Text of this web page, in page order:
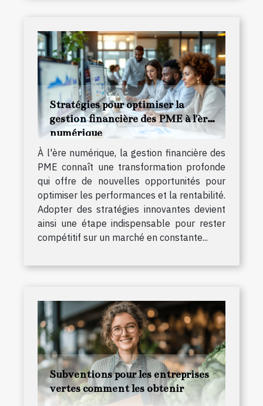
Stratégies pour optimiser la
gestion financière des PME à l'ère
numérique
À l'ère numérique, la gestion financière des
PME connaît une transformation profonde
qui offre de nouvelles opportunités pour
optimiser les performances et la rentabilité.
Adopter des stratégies innovantes devient
ainsi une étape indispensable pour rester
compétitif sur un marché en constante...
Subventions pour les entreprises
vertes comment les obtenir